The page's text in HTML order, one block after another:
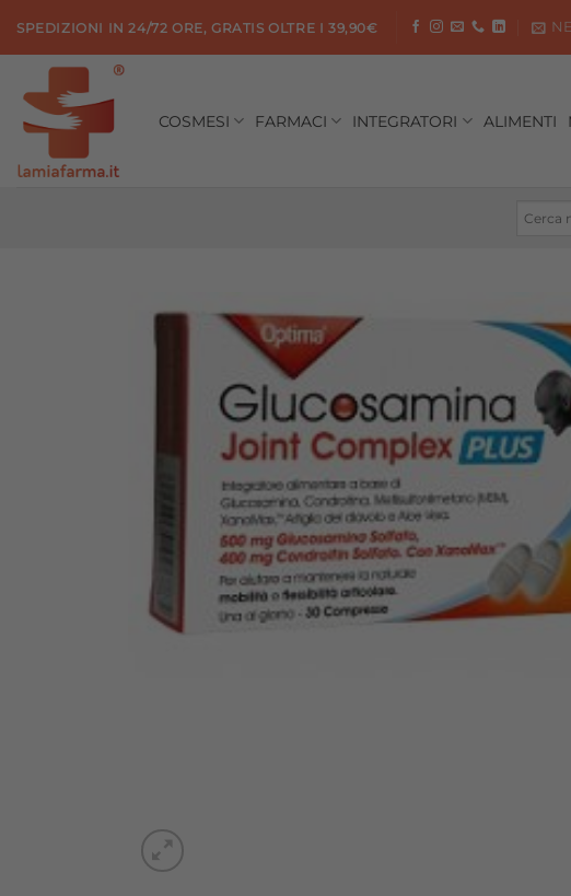
contenuti
SPEDIZIONI IN 24/72 ORE, GRATIS OLTRE I 39,90€
COSMESI FARMACI INTEGRATORI ALIMENTI